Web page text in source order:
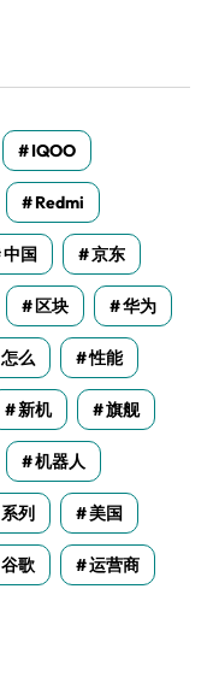
IQOO
Redmi
中国 京东
区块 华为
怎么 性能
新机 旗舰
机器人
系列 美国
谷歌 运营商